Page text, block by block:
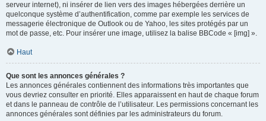
serveur internet), ni insérer de lien vers des images hébergées derrière un
quelconque système d’authentification, comme par exemple les services de
messagerie électronique de Outlook ou de Yahoo, les sites protégés par un
mot de passe, etc. Pour insérer une image, utilisez la balise BBCode « [img] ».
Haut
Que sont les annonces générales ?
Les annonces générales contiennent des informations très importantes que
vous devriez consulter en priorité. Elles apparaissent en haut de chaque forum
et dans le panneau de contrôle de l’utilisateur. Les permissions concernant les
annonces générales sont définies par les administrateurs du forum.